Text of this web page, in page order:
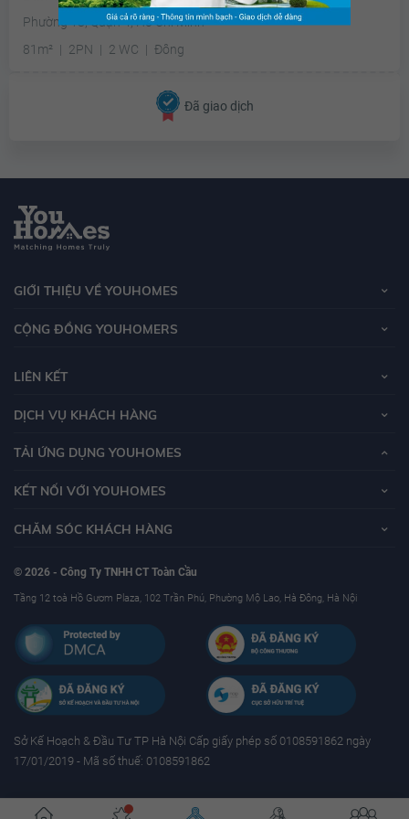
Phường 18, Quận 4, Hồ Chí Minh
81m²
2PN 2 WC Đông
Đã giao dịch
GIỚI THIỆU VỀ YOUHOMES
CỘNG ĐỒNG YOUHOMERS
LIÊN KẾT
DỊCH VỤ KHÁCH HÀNG
TẢI ỨNG DỤNG YOUHOMES
KẾT NỐI VỚI YOUHOMES
CHĂM SÓC KHÁCH HÀNG
© 2026 - Công Ty TNHH CT Toàn Cầu
Tầng 12 toà Hồ Gươm Plaza, 102 Trần Phú, Phường Mộ Lao, Hà Đông, Hà Nội
Sở Kế Hoạch & Ðầu Tư TP Hà Nội Cấp giấy phép số 0108591862 ngày
17/01/2019 - Mã số thuế: 0108591862